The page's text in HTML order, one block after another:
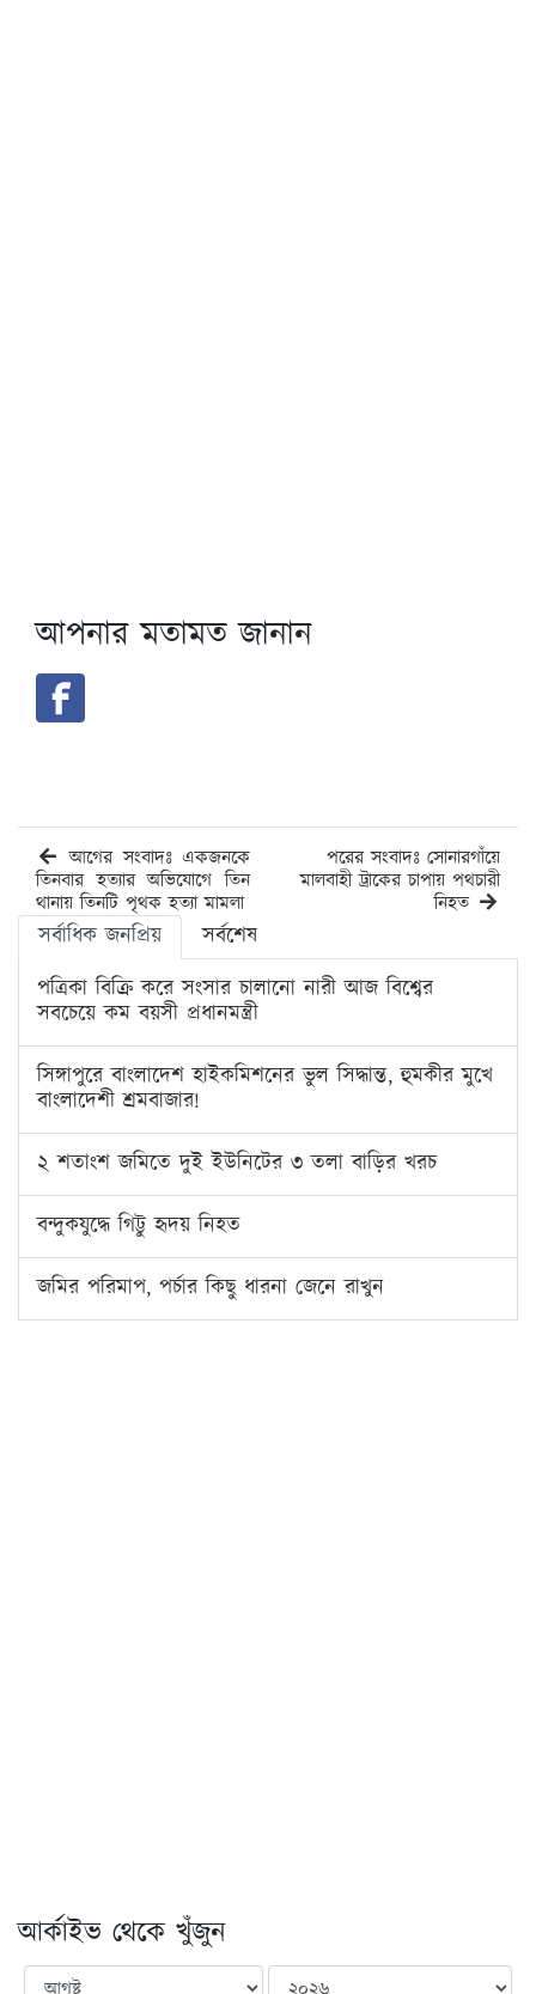
আপনার মতামত জানান
আগের সংবাদঃ একজনকে
তিনবার হত্যার অভিযোগে তিন
থানায় তিনটি পৃথক হত্যা মামলা
পরের সংবাদঃ সোনারগাঁয়ে
মালবাহী ট্রাকের চাপায় পথচারী
নিহত
সর্বাধিক জনপ্রিয়
সর্বশেষ
পত্রিকা বিক্রি করে সংসার চালানো নারী আজ বিশ্বের
সবচেয়ে কম বয়সী প্রধানমন্ত্রী
সিঙ্গাপুরে বাংলাদেশ হাইকমিশনের ভুল সিদ্ধান্ত, হুমকীর মুখে
বাংলাদেশী শ্রমবাজার!
২ শতাংশ জমিতে দুই ইউনিটের ৩ তলা বাড়ির খরচ
বন্দুকযুদ্ধে গিট্টু হৃদয় নিহত
জমির পরিমাপ, পর্চার কিছু ধারনা জেনে রাখুন
আর্কাইভ থেকে খুঁজুন